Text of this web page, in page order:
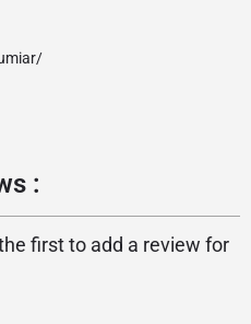
:
first to add a review for